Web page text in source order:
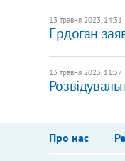
13 травня 2023, 14:31
Ердоган
13 травня 2023, 11:37
Про нас